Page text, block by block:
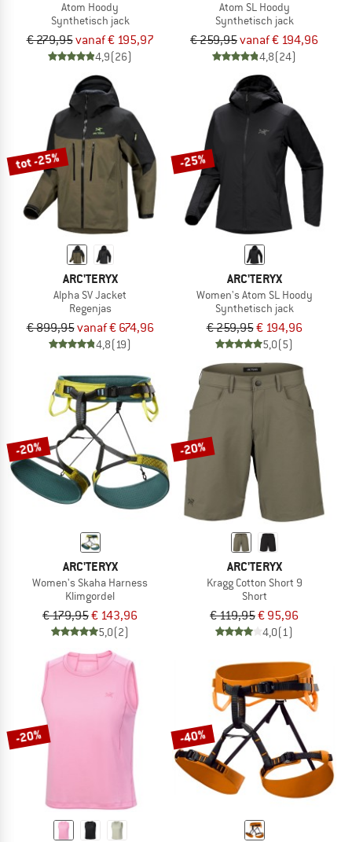
Atom Hoody
Synthetisch jack
€ 279,95vanaf € 195,97
4,9(26)
Atom SL Hoody
Synthetisch jack
€ 259,95vanaf € 194,96
4,8(24)
tot -25%
ARC'TERYX
Alpha SV Jacket
Regenjas
€ 899,95vanaf € 674,96
4,8(19)
-25%
ARC'TERYX
Women's Atom SL Hoody
Synthetisch jack
€ 259,95€ 194,96
5,0(5)
-20%
ARC'TERYX
Women's Skaha Harness
Klimgordel
€ 179,95€ 143,96
5,0(2)
-20%
ARC'TERYX
Kragg Cotton Short 9
Short
€ 119,95€ 95,96
4,0(1)
-20% -40%